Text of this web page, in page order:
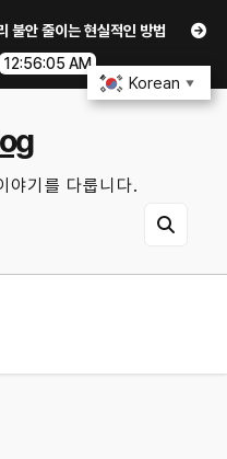
줄이는 현실적인 방법
iOS
12:56:06 AM
야기를 다룹니다.
Korean ▼